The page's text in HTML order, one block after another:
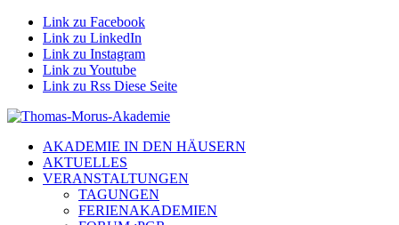
Link zu Facebook
Link zu LinkedIn
Link zu Instagram
Link zu Youtube
Link zu Rss Diese Seite
AKADEMIE IN DEN HÄUSERN
AKTUELLES
VERANSTALTUNGEN
TAGUNGEN
FERIENAKADEMIEN